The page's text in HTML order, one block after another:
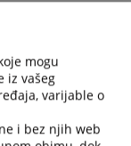
mogu
iz vašeg
varijable o
i bez njih web